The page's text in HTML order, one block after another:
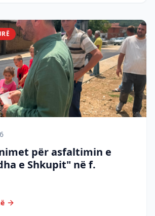
për asfaltimin e
e Shkupit" në f.